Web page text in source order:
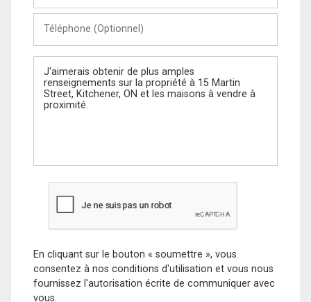
(Optionnel)
Message
En cliquant sur le bouton « soumettre », vous
consentez à nos conditions d'utilisation et vous nous
fournissez l'autorisation écrite de communiquer avec
vous.